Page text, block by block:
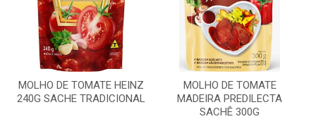
MOLHO DE TOMATE HEINZ
240G SACHE TRADICIONAL
MOLHO DE TOMATE
MADEIRA PREDILECTA
SACHÊ 300G